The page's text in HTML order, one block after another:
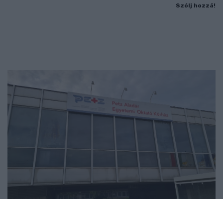
Szólj hozzá!